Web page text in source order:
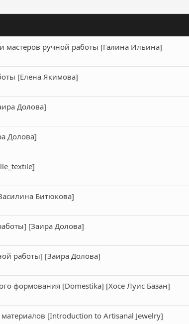
ручной работы [Галина Ильина]
[Елена Якимова]
Долова]
Долова]
Битюкова]
[Заира Долова]
работы] [Заира Долова]
формования [Domestika] [Хосе Луис Базан]
[Introduction to Artisanal Jewelry]